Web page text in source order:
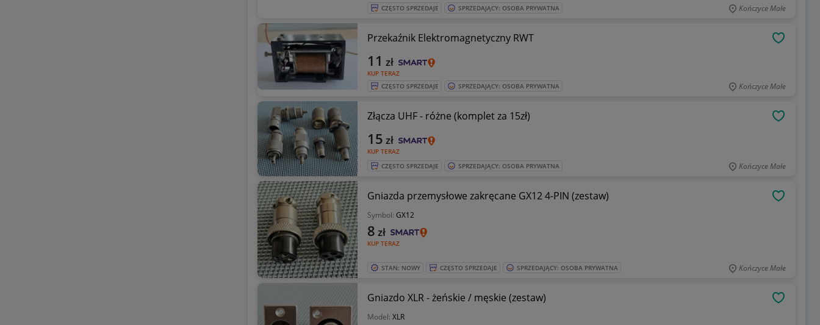
CZĘSTO SPRZEDAJE SPRZEDAJĄCY: OSOBA PRYWATNA Kończyce Małe
Przekaźnik Elektromagnetyczny RWT
KUP TERAZ
11 zł
CZĘSTO SPRZEDAJE SPRZEDAJĄCY: OSOBA PRYWATNA Kończyce Małe
Złącza UHF - różne (komplet za 15zł)
KUP TERAZ
15 zł
CZĘSTO SPRZEDAJE SPRZEDAJĄCY: OSOBA PRYWATNA Kończyce Małe
Gniazda przemysłowe zakręcane GX12 4-PIN (zestaw)
Symbol: GX12
KUP TERAZ
8 zł
STAN: NOWY CZĘSTO SPRZEDAJE SPRZEDAJĄCY: OSOBA PRYWATNA Kończyce Małe
Gniazdo XLR - żeńskie / męskie (zestaw)
Model: XLR